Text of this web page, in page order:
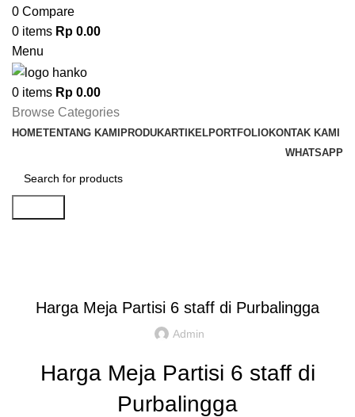
0 Compare
0 items Rp 0.00
Menu
0 items Rp 0.00
Browse Categories
HOMETENTANG KAMIPRODUKARTIKELPORTFOLIOKONTAK KAMI
WHATSAPP
Harga Meja Partisi 6 staff di Purbalingga
Admin
Harga Meja Partisi 6 staff di
Purbalingga